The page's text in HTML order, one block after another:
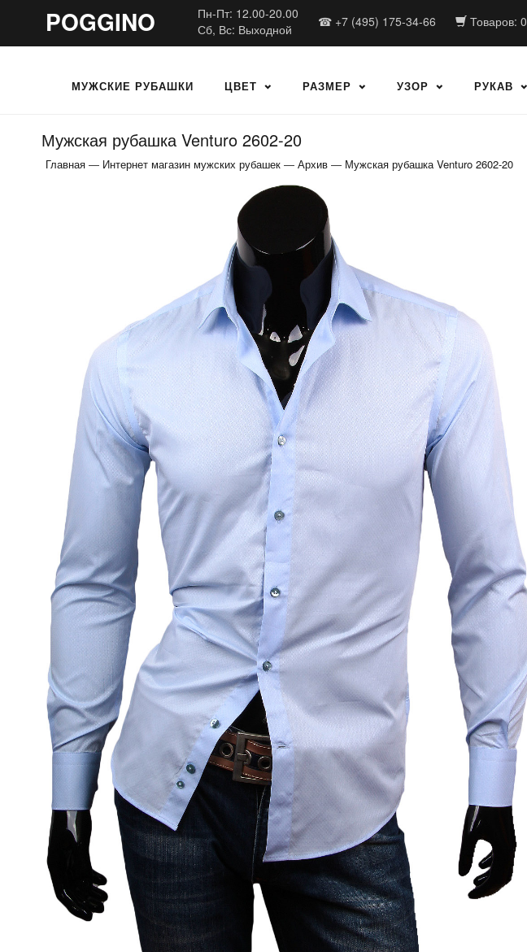
POGGINO
Пн-Пт: 12.00-20.00
Сб, Вс: Выходной
☎ +7 (495) 175-34-66 Товаров: 0
МУЖСКИЕ РУБАШКИ ЦВЕТ РАЗМЕР УЗОР РУКАВ
Мужская рубашка Venturo 2602-20
Главная — Интернет магазин мужских рубашек — Архив — Мужская рубашка Venturo 2602-20